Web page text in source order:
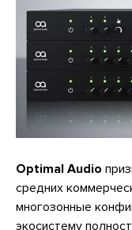
Optimal Audio
средних
многозонные
экосистему